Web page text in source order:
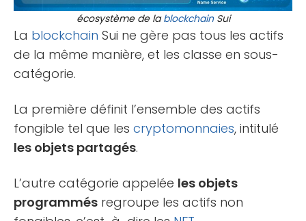
écosystème de lablockchainSui
La blockchain Sui ne gère pas tous les actifs
de la même manière, et les classe en sous-
catégorie.
La première définit l’ensemble des actifs
fongible tel que les cryptomonnaies, intitulé
les objets partagés.
L’autre catégorie appelée les objets
programmés regroupe les actifs non